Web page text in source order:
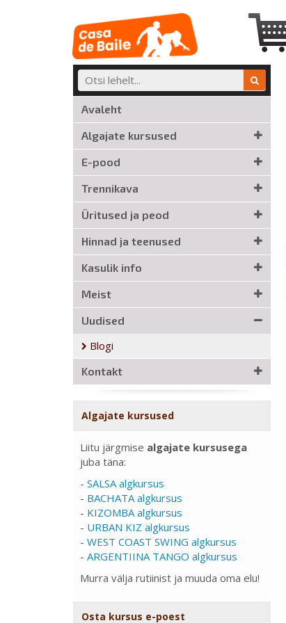
Avaleht
Algajate kursused
E-pood
Trennikava
Üritused ja peod
Hinnad ja teenused
Kasulik info
Meist
Uudised
Blogi
Kontakt
Algajate kursused
Liitu järgmise algajate kursusega
juba täna:
- SALSA algkursus
- BACHATA algkursus
- KIZOMBA algkursus
- URBAN KIZ algkursus
- WEST COAST SWING algkursus
- ARGENTIINA TANGO algkursus
Murra välja rutiinist ja muuda oma elu!
Osta kursus e-poest